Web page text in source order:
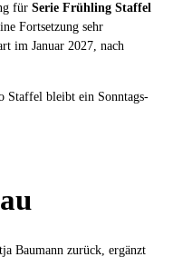
für Serie Frühling Staffel
Fortsetzung sehr
im Januar 2027, nach
Staffel bleibt ein Sonntags-
Baumann zurück, ergänzt